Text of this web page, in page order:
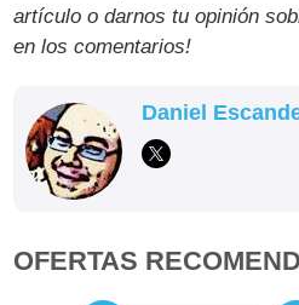
artículo o darnos tu opinión
en los comentarios!
Daniel
OFERTAS